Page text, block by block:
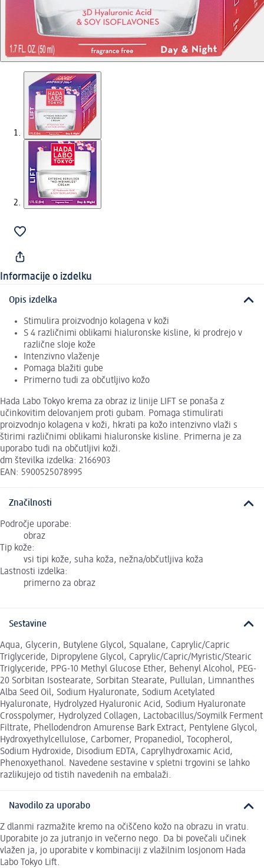
Informacije o izdelku
Opis izdelka
Stimulira proizvodnjo kolagena v koži
S 4 različnimi oblikami hialuronske kisline, ki prodrejo v
različne sloje kože
Intenzivno vlaženje
Pomaga blažiti gube
Primerno tudi za občutljivo kožo
Hada Labo Tokyo krema za obraz iz linije LIFT se ponaša z
učinkovitim delovanjem proti gubam. Pomaga stimulirati
proizvodnjo kolagena v koži, hkrati pa kožo intenzivno vlaži s
štirimi različnimi oblikami hialuronske kisline. Primerna je za
uporabo tudi na občutljivi koži.
dm številka izdelka: 2166903
EAN: 5900525078995
Značilnosti
Področje uporabe:
obraz
Tip kože:
vsi tipi kože, suha koža, nežna/občutljiva koža
Lastnosti izdelka:
primerno za obraz
Sestavine
Aqua, Glycerin, Butylene Glycol, Squalane, Caprylic/Capric
Triglyceride, Dipropylene Glycol, Caprylic/Capric/Myristic/Stearic
Triglyceride, PPG-10 Methyl Glucose Ether, Behenyl Alcohol, PEG-
20 Sorbitan Isostearate, Sorbitan Stearate, Pullulan, Limnanthes
Alba Seed Oil, Sodium Hyaluronate, Sodium Acetylated
Hyaluronate, Hydrolyzed Hyaluronic Acid, Sodium Hyaluronate
Crosspolymer, Hydrolyzed Collagen, Lactobacillus/Soymilk Ferment
Filtrate, Phellodendron Amurense Bark Extract, Pentylene Glycol,
Hydroxyethylcellulose, Carbomer, Propanediol, Tocopherol,
Sodium Hydroxide, Disodium EDTA, Caprylhydroxamic Acid,
Phenoxyethanol. Navedene sestavine v spletni trgovini se lahko
razlikujejo od tistih navedenih na embalaži.
Navodilo za uporabo
Z dlanmi razmažite kremo na očiščeno kožo na obrazu in vratu.
Uporabite jo za jutranjo in večerno nego. Da bi povečali učinek
vlažen ja, jo uporabite v kombinaciji z vlažilnim losjonom Hada
Labo Tokyo Lift.